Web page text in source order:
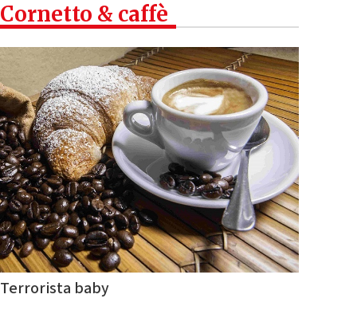
Cornetto & caffè
Terrorista baby